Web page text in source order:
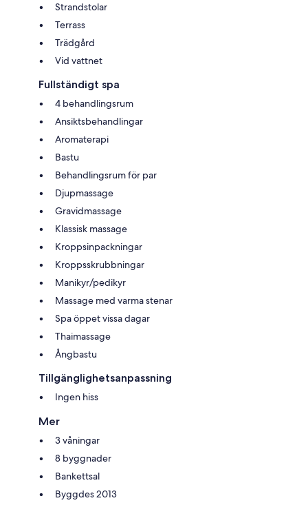
Strandstolar
Terrass
Trädgård
Vid vattnet
Fullständigt spa
4 behandlingsrum
Ansiktsbehandlingar
Aromaterapi
Bastu
Behandlingsrum för par
Djupmassage
Gravidmassage
Klassisk massage
Kroppsinpackningar
Kroppsskrubbningar
Manikyr/pedikyr
Massage med varma stenar
Spa öppet vissa dagar
Thaimassage
Ångbastu
Tillgänglighetsanpassning
Ingen hiss
Mer
3 våningar
8 byggnader
Bankettsal
Byggdes 2013